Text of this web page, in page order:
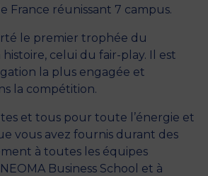
France réunissant 7 campus.
le premier trophée du
celui du fair-play. Il est
la plus engagée et
la compétition.
et tous pour toute l’énergie et
vous avez fournis durant des
à toutes les équipes
Business School et à